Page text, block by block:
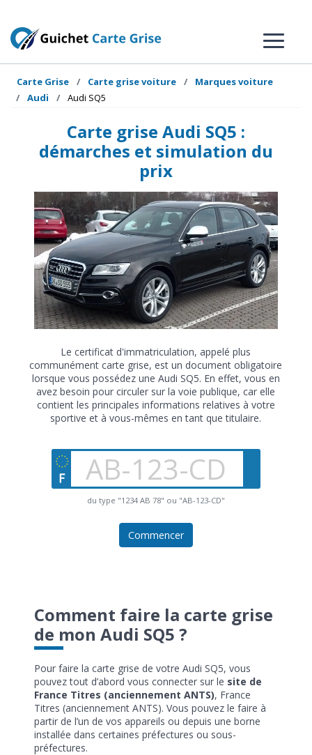
Carte Grise Carte grise voiture
Marques voiture
Audi
Audi SQ5
Carte grise Audi SQ5 :
démarches et simulation du
prix
Le certificat d'immatriculation, appelé plus
communément carte grise, est un document obligatoire
lorsque vous possédez une Audi SQ5. En effet, vous en
avez besoin pour circuler sur la voie publique, car elle
contient les principales informations relatives à votre
sportive et à vous-mêmes en tant que titulaire.
du type "1234 AB 78" ou "AB-123-CD"
Commencer
Comment faire la carte grise
de mon Audi SQ5 ?
Pour faire la carte grise de votre Audi SQ5, vous
pouvez tout d’abord vous connecter sur le site de
France Titres (anciennement ANTS), France
Titres (anciennement ANTS). Vous pouvez le faire à
partir de l’un de vos appareils ou depuis une borne
installée dans certaines préfectures ou sous-
préfectures.